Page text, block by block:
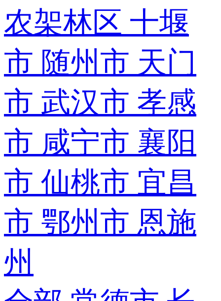
农架林区 十堰
市 随州市 天门
市 武汉市 孝感
市 咸宁市 襄阳
市 仙桃市 宜昌
市 鄂州市 恩施
州